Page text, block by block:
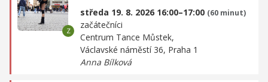
středa 19. 8. 2026 16:00–17:00 (60 minut)
začátečníci
Centrum Tance Můstek,
Václavské náměstí 36, Praha 1
Anna Bílková